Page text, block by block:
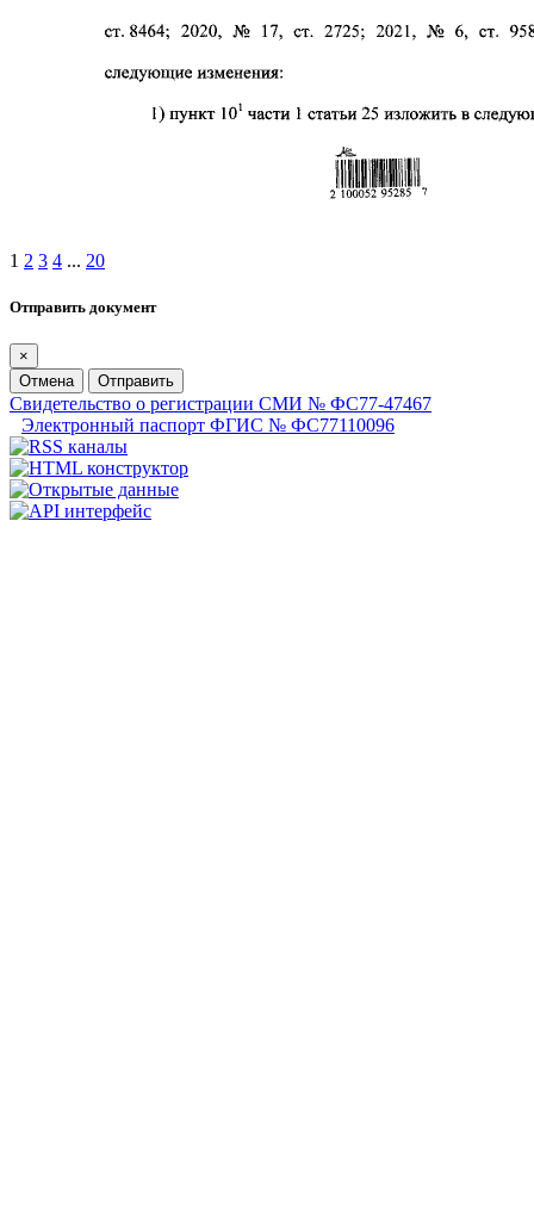
1 2 3 4 ... 20
Отправить документ
×
Отмена
Отправить
Свидетельство о регистрации СМИ № ФС77-47467
Электронный паспорт ФГИС № ФС77110096